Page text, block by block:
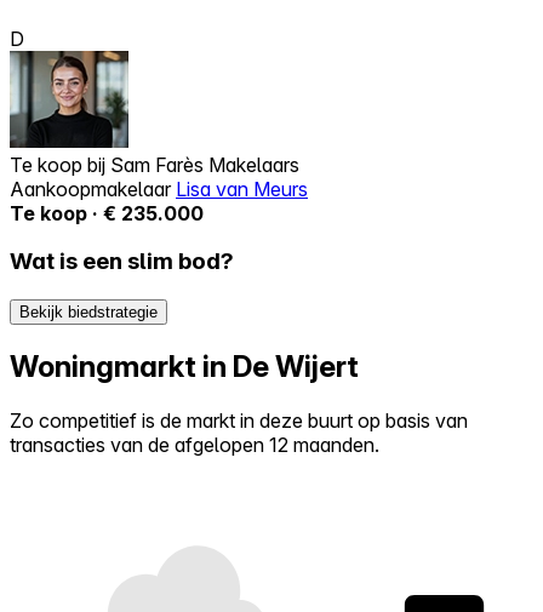
D
Te koop bij Sam Farès Makelaars
Aankoopmakelaar Lisa van Meurs
Te koop · € 235.000
Wat is een slim bod?
Bekijk biedstrategie
Woningmarkt in De Wijert
Zo competitief is de markt in deze buurt op basis van
transacties van de afgelopen 12 maanden.